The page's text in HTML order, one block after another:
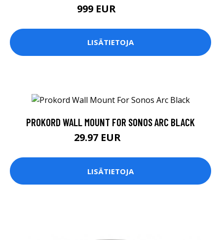
999 EUR
LISÄTIETOJA
PROKORD WALL MOUNT FOR SONOS ARC BLACK
29.97 EUR
LISÄTIETOJA